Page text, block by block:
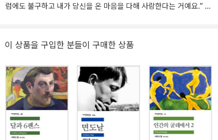
럼에도 불구하고 내가 당신을 온 마음을 다해 사랑한다는 거예요.” 아
을 주는 매력적인 유부남 찰스 타운센드에 게 빠져든다. 그러나 불륜
알게 된 세균학자 월터는 아내 키티를 협박해 콜레라가 창궐한 중국
오지로 데려간다. 월터가 배신감과 증오, 사랑 사이에서 고뇌하는 사
이 키티는 삶의 새로운 국면에서 정신적 으로 성장한다. 서머싯 몸은
학창 시절 단테의 「신곡」 연옥편에 나오는 피아의 이야기에 매료되었
고, 중국 여 행 경험을 토대로 세련되고 현대적인 20세기 피아 이야기
를 창조했다. 『인생의 베일』은 허영 과 욕망이라는 굴레를 극복해 나
이 상품을 구입한 분들이 구매한 상품